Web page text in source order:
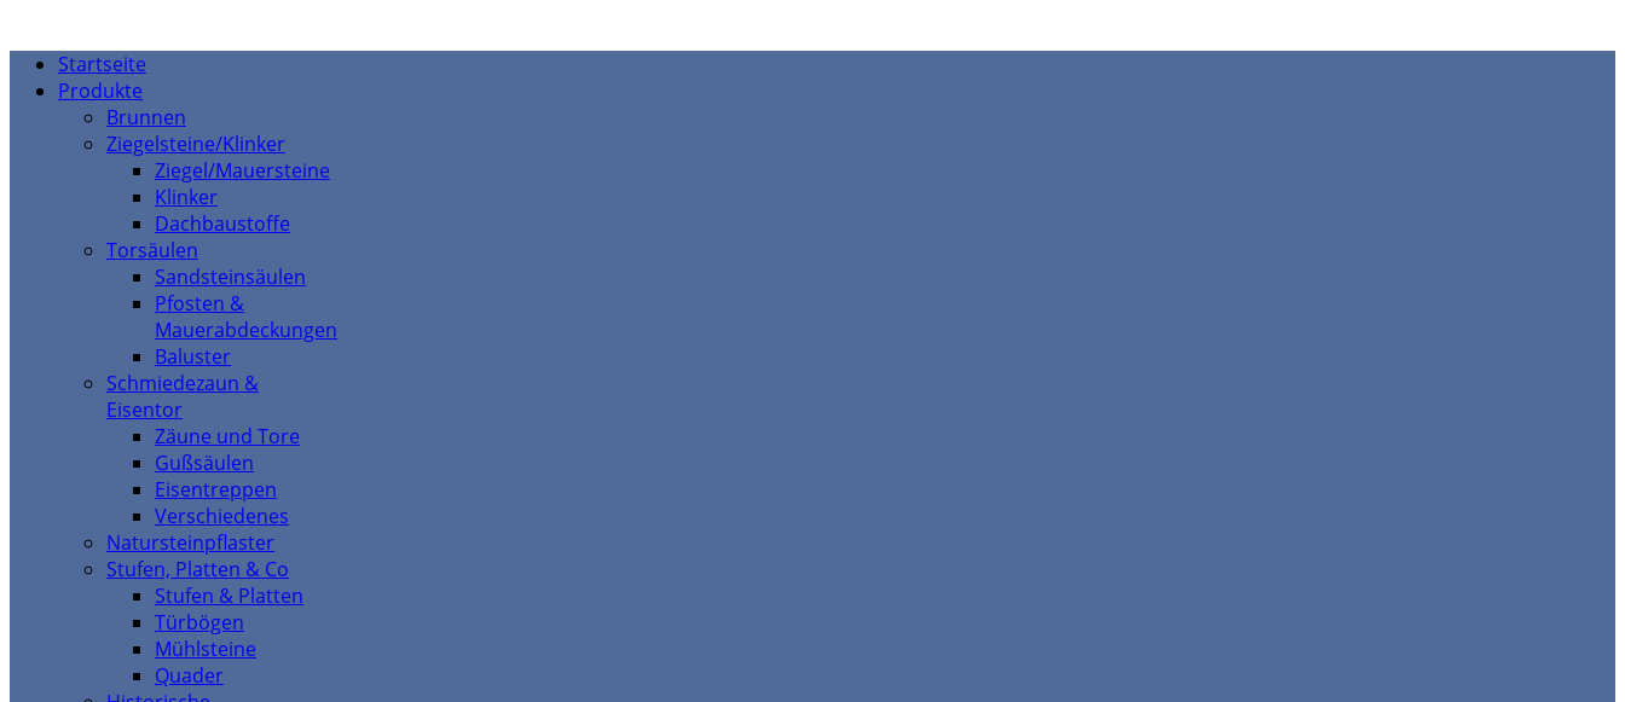
Startseite
Produkte
Brunnen
Ziegelsteine/Klinker
Ziegel/Mauersteine
Klinker
Dachbaustoffe
Torsäulen
Sandsteinsäulen
Pfosten &
Mauerabdeckungen
Baluster
Schmiedezaun &
Eisentor
Zäune und Tore
Gußsäulen
Eisentreppen
Verschiedenes
Natursteinpflaster
Stufen, Platten & Co
Stufen & Platten
Türbögen
Mühlsteine
Quader